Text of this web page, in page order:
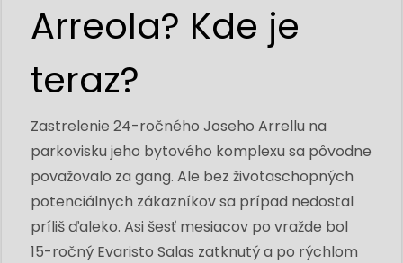
Arreola? Kde je
teraz?
Zastrelenie 24-ročného Joseho Arrellu na
parkovisku jeho bytového komplexu sa pôvodne
považovalo za gang. Ale bez životaschopných
potenciálnych zákazníkov sa prípad nedostal
príliš ďaleko. Asi šesť mesiacov po vražde bol
15-ročný Evaristo Salas zatknutý a po rýchlom